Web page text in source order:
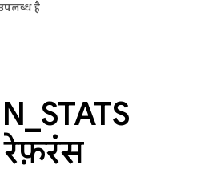
है
STATS
रेफ़रंस